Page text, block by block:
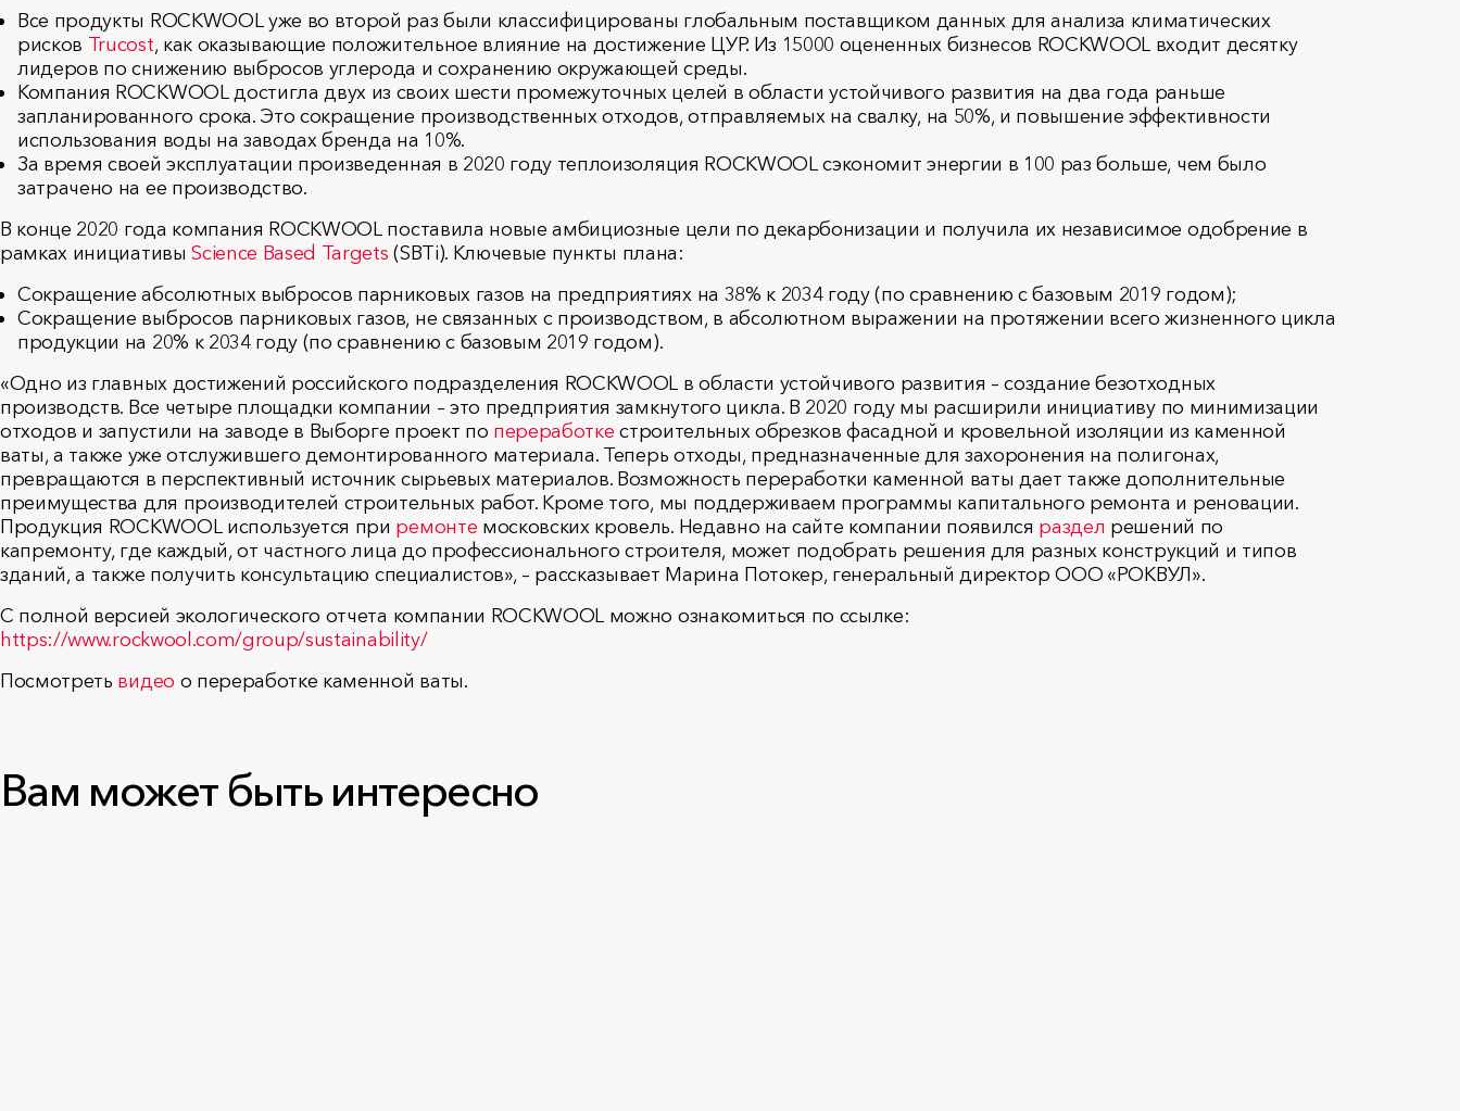
Все продукты ROCKWOOL уже во второй раз были классифицированы глобальным поставщиком данных для анализа климатических
рисков Trucost, как оказывающие положительное влияние на достижение ЦУР. Из 15000 оцененных бизнесов ROCKWOOL входит десятку
лидеров по снижению выбросов углерода и сохранению окружающей среды.
Компания ROCKWOOL достигла двух из своих шести промежуточных целей в области устойчивого развития на два года раньше
запланированного срока. Это сокращение производственных отходов, отправляемых на свалку, на 50%, и повышение эффективности
использования воды на заводах бренда на 10%.
За время своей эксплуатации произведенная в 2020 году теплоизоляция ROCKWOOL сэкономит энергии в 100 раз больше, чем было
затрачено на ее производство.
В конце 2020 года компания ROCKWOOL поставила новые амбициозные цели по декарбонизации и получила их независимое одобрение в
рамках инициативыScience Based Targets (SBTi). Ключевые пункты плана:
Сокращение абсолютных выбросов парниковых газов на предприятиях на 38% к 2034 году (по сравнению с базовым 2019 годом);
Сокращение выбросов парниковых газов, не связанных с производством, в абсолютном выражении на протяжении всего жизненного цикла
продукции на 20% к 2034 году (по сравнению с базовым 2019 годом).
«Одно из главных достижений российского подразделения ROCKWOOL в области устойчивого развития – создание безотходных
производств. Все четыре площадки компании – это предприятия замкнутого цикла. В 2020 году мы расширили инициативу по минимизации
отходов и запустили на заводе в Выборге проект по переработке строительных обрезков фасадной и кровельной изоляции из каменной
ваты, а также уже отслужившего демонтированного материала. Теперь отходы, предназначенные для захоронения на полигонах,
превращаются в перспективный источник сырьевых материалов. Возможность переработки каменной ваты дает также дополнительные
преимущества для производителей строительных работ. Кроме того, мы поддерживаем программы капитального ремонта и реновации.
Продукция ROCKWOOL используется при ремонте московских кровель. Недавно на сайте компании появился раздел решений по
капремонту, где каждый, от частного лица до профессионального строителя, может подобрать решения для разных конструкций и типов
зданий, а также получить консультацию специалистов», – рассказывает Марина Потокер, генеральный директор ООО «РОКВУЛ».
С полной версией экологического отчета компании ROCKWOOL можно ознакомиться по ссылке:
https://www.rockwool.com/group/sustainability/
Посмотреть видео о переработке каменной ваты.
Вам может быть интересно